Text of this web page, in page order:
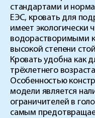
стандартами и
ЕЭС, кровать для
имеет экологически
водорастворимыми
высокой степени
Кровать удобна как
трёхлетнего
Особенностью
модели является
ограничителей в
самым